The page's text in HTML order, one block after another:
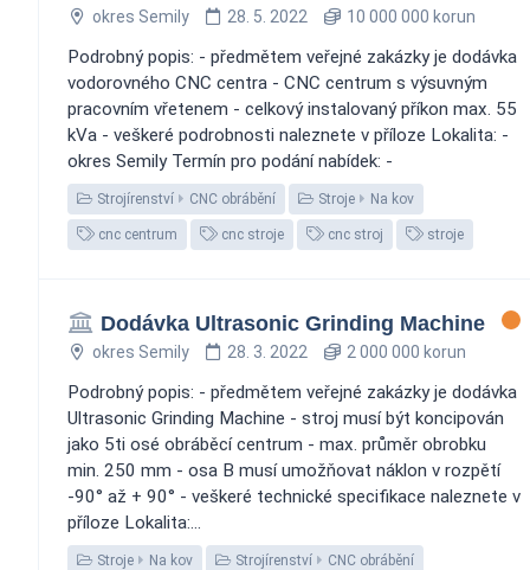
okres Semily 28. 5. 2022 10 000 000 korun
Podrobný popis: - předmětem veřejné zakázky je dodávka
vodorovného CNC centra - CNC centrum s výsuvným
pracovním vřetenem - celkový instalovaný příkon max. 55
kVa - veškeré podrobnosti naleznete v příloze Lokalita: -
okres Semily Termín pro podání nabídek: -
Strojírenství CNC obrábění Stroje Na kov
cnc centrum cnc stroje cnc stroj stroje
Dodávka Ultrasonic Grinding Machine
okres Semily 28. 3. 2022 2 000 000 korun
Podrobný popis: - předmětem veřejné zakázky je dodávka
Ultrasonic Grinding Machine - stroj musí být koncipován
jako 5ti osé obráběcí centrum - max. průměr obrobku
min. 250 mm - osa B musí umožňovat náklon v rozpětí
-90° až + 90° - veškeré technické specifikace naleznete v
příloze Lokalita:...
Stroje Na kov Strojírenství CNC obrábění